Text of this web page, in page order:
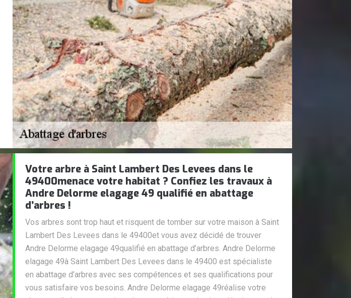
Votre arbre à Saint Lambert Des Levees dans le
49400menace votre habitat ? Confiez les travaux à
Andre Delorme elagage 49 qualifié en abattage
d’arbres !
Vos arbres sont trop haut et risquent de tomber sur votre maison à Saint
Lambert Des Levees dans le 49400et vous avez décidé de trouver
Andre Delorme elagage 49qualifié en abattage d’arbres. Andre Delorme
elagage 49à Saint Lambert Des Levees dans le 49400 est spécialiste
en abattage d’arbres avec ses compétences et ses qualifications pour
vous satisfaire vos besoins. Andre Delorme elagage 49réalise votre